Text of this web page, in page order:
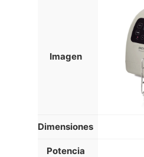
Imagen
Dimensiones
Potencia